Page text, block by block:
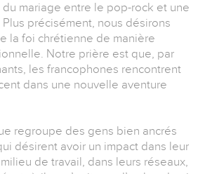
mariage entre le pop-rock et une
précisément, nous désirons
la foi chrétienne de manière
Notre prière est que, par
les francophones rencontrent
dans une nouvelle aventure
regroupe des gens bien ancrés
désirent avoir un impact dans leur
de travail, dans leurs réseaux,